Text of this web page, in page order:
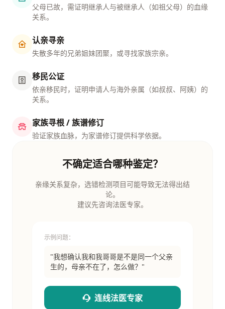
父母已故，需证明继承人与被继承人（如祖父母）的血缘
关系。
认亲寻亲
失散多年的兄弟姐妹团聚，或寻找家族宗亲。
移民公证
依亲移民时，证明申请人与海外亲属（如叔叔、阿姨）的
关系。
家族寻根 / 族谱修订
验证家族血脉，为家谱修订提供科学依据。
不确定适合哪种鉴定？
亲缘关系复杂，选错检测项目可能导致无法得出结
论。
建议先咨询法医专家。
示例问题：
"我想确认我和我哥哥是不是同一个父亲
生的，母亲不在了，怎么做？"
连线法医专家